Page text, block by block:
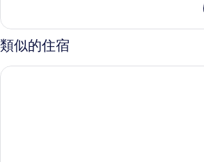
的
詳
情
類似的住宿
卡列塔海灘 - 全包式住宿